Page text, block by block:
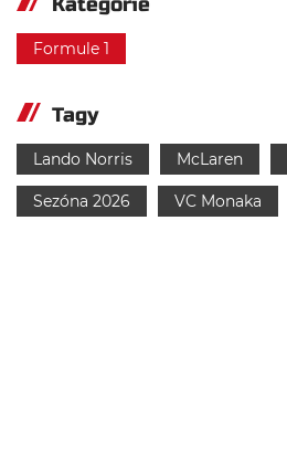
Formule 1
Tagy
Lando Norris McLaren
Sezóna 2026 VC Monaka